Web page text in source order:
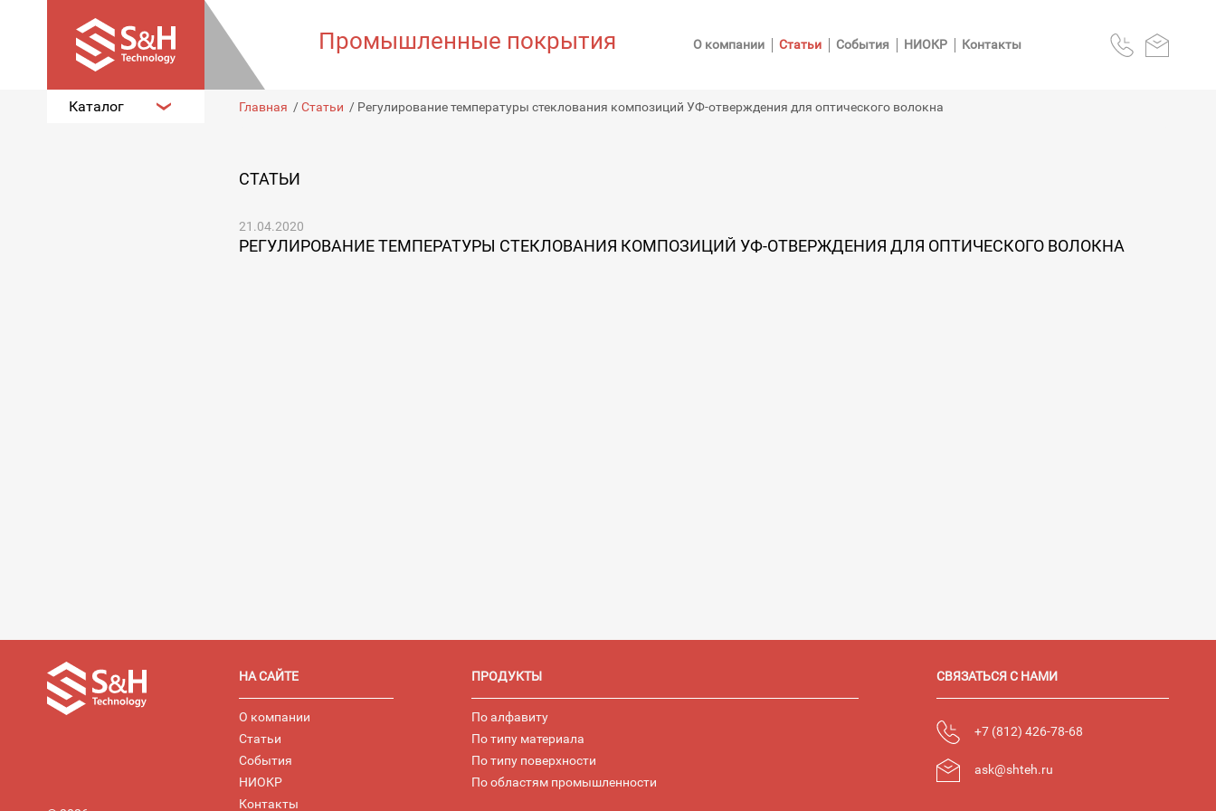
Каталог
Промышленные покрытия О компании Статьи События НИОКР Контакты
Главная /Статьи / Регулирование температуры стеклования композиций УФ-отверждения для оптического волокна
СТАТЬИ
21.04.2020
РЕГУЛИРОВАНИЕ ТЕМПЕРАТУРЫ СТЕКЛОВАНИЯ КОМПОЗИЦИЙ УФ-ОТВЕРЖДЕНИЯ ДЛЯ ОПТИЧЕСКОГО ВОЛОКНА
НА САЙТЕ ПРОДУКТЫ СВЯЗАТЬСЯ С НАМИ
О компании
Статьи
События
НИОКР
Контакты
По алфавиту
По типу материала
По типу поверхности
По областям промышленности
+7 (812) 426-78-68
ask@shteh.ru